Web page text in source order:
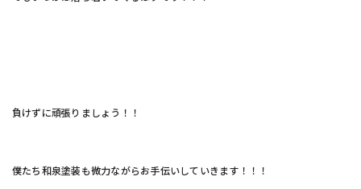
負けずに頑張りましょう！！
僕たち和泉塗装も微力ながらお手伝いしていきます！！！